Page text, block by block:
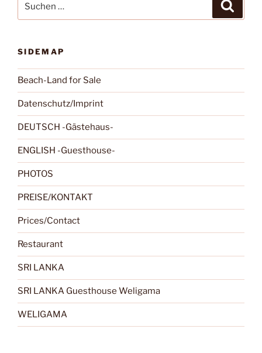
nach:
SIDEMAP
Beach-Land for Sale
Datenschutz/Imprint
DEUTSCH -Gästehaus-
ENGLISH -Guesthouse-
PHOTOS
PREISE/KONTAKT
Prices/Contact
Restaurant
SRI LANKA
SRI LANKA Guesthouse Weligama
WELIGAMA